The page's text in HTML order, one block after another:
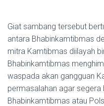
Giat sambang tersebut
antara Bhabinkamtibmas
mitra Kamtibmas diilayah
Bhabinkamtibmas
waspada akan gangguan
permasalahan agar segera
Bhabinkamtibmas atau